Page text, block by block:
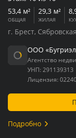
53,4 м²
ОБЩАЯ
29,3 м²
ЖИЛАЯ
г. Брест,
ООО
Агентство
УНП: 291139313
Лицензия:
Подробно